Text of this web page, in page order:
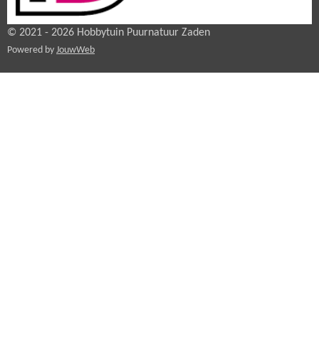
© 2021 - 2026 Hobbytuin Puurnatuur Zaden
Powered by JouwWeb